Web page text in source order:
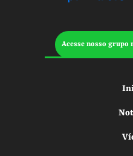
Acesse nosso grupo